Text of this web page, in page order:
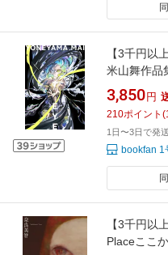
【3千円以
米山舞作品
3,850 円
210ポイント (
1日〜3日で発
bookfan 1
【3千円以
Placeここ